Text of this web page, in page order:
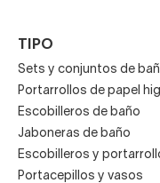
TIPO
Sets y conjuntos de
Portarrollos de papel
Escobilleros de baño
Jaboneras de baño
Escobilleros y
Portacepillos y vasos